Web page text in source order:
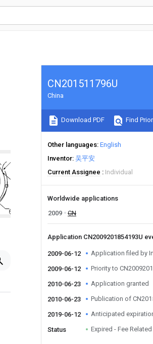
CN201511796U
China
Download PDF Find
Other languages English
Inventor 吴平安
Current Assignee
Individual
Worldwide applications
2009
CN
Application CN2009201854193U
2009-06-12 Application filed by
2009-06-12 Priority to
2010-06-23 Application granted
2010-06-23 Publication of
2019-06-12 Anticipated
Status Expired - Fee Related